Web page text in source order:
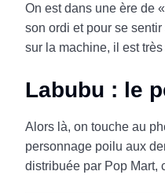
On est dans une ère de
son ordi et pour se sentir
sur la machine, il est
Labubu : le
Alors là, on touche au
personnage poilu aux
distribuée par Pop Mart,